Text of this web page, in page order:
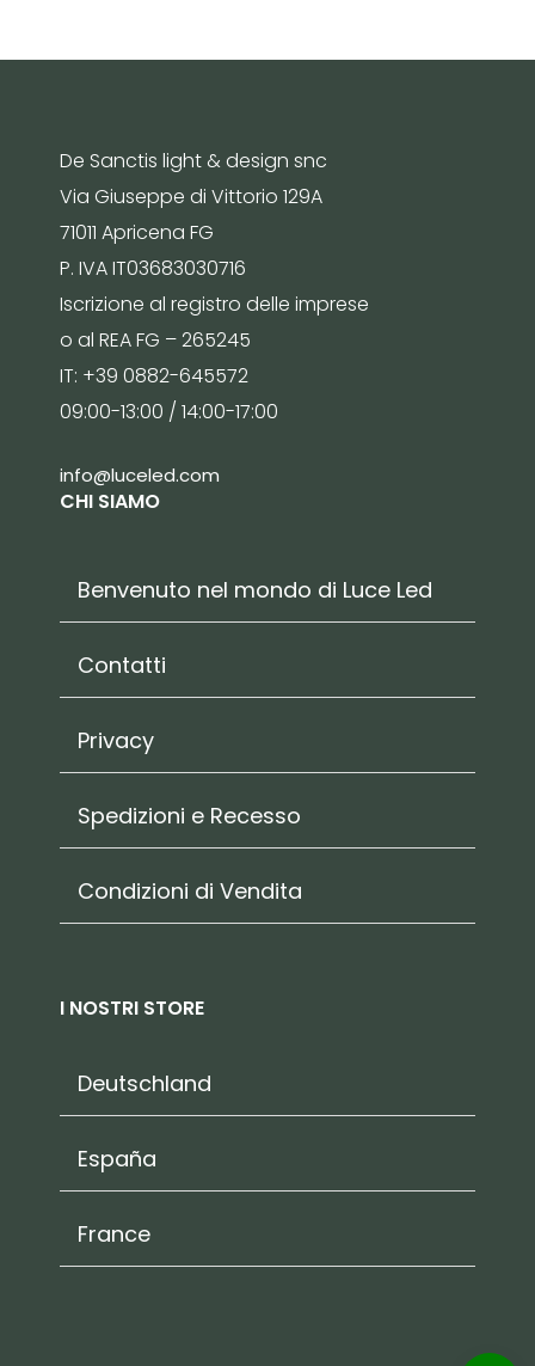
De Sanctis light & design snc
Via Giuseppe di Vittorio 129A
71011 Apricena FG
P. IVA IT03683030716
Iscrizione al registro delle imprese
o al REA FG – 265245
IT: +39 0882-645572
09:00-13:00 / 14:00-17:00
info@luceled.com
CHI SIAMO
Benvenuto nel mondo di Luce Led
Contatti
Privacy
Spedizioni e Recesso
Condizioni di Vendita
I NOSTRI STORE
Deutschland
España
France